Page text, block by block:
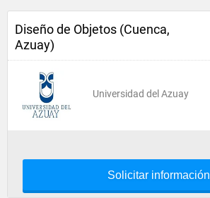
Diseño de Objetos (Cuenca,
Azuay)
Universidad del Azuay
Solicitar información